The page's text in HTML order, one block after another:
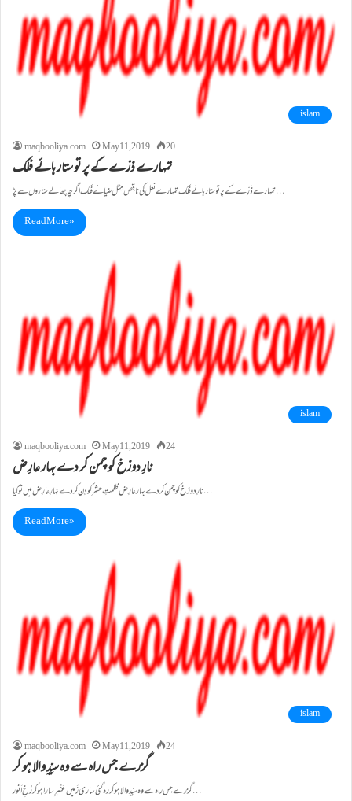
islam
maqbooliya.com
May 11, 2019 20
تمہارے ذرّے کے پر تو ستار ہائے فلک
تمہارے ذَرِّے کے پر تو ستارہائے فلک تمہارے نعل کی ناقِص مِثل ضیائے فلک اگرچہ چھالے ستاروں سے پڑ…
Read More »
islam
maqbooliya.com
May 11, 2019 24
نارِ دوزخ کو چمن کر دے بہار عارِض
نارِ دوزخ کو چمن کر دے بہار عارِض ظلمتِ حشر کو دِن کر دے نہارِ عارِض میں تو کیا…
Read More »
islam
maqbooliya.com
May 11, 2019 24
گزرے جس راہ سے وہ سیِّدِ والا ہو کر
گزرے جس راہ سے وہ سیِّدِ والا ہو کر رہ گئی ساری زَمیں عَنْبرِ سارا ہو کر رُخِ اَنور…